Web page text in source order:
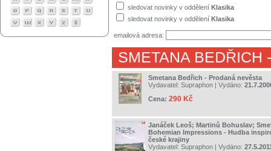
sledovat novinky v oddělení Klasika
sledovat novinky v oddělení Klasika
emailová adresa:
SMETANA BEDŘICH
Smetana Bedřich - Prodaná nevěsta
Vydavatel: Supraphon | Vydáno:
Cena: 290 Kč
Janáček Leoš; Martinů Bohuslav;
Bohemian Impressions - Hudba
české krajiny
Vydavatel: Supraphon | Vydáno: